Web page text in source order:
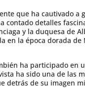
que ha cautivado a
contado detalles
y la duquesa de
en la época dorada
ha participado en
ha sido una de las
detrás de su imagen